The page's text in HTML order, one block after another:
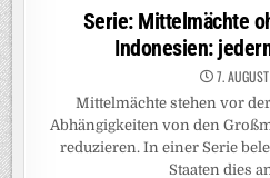
in
Serie: Mittelmächte
Indonesien:
7.
Mittelmächte stehen vor
Abhängigkeiten von den
reduzieren. In einer Serie
Staaten dies